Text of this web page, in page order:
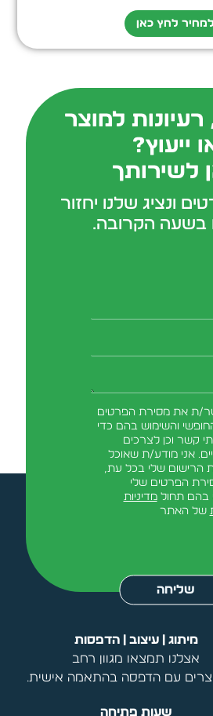
למחיר לחץ כאן
למוצר
ייעוץ?
לשירותך
ונציג שלנו יחזור
בשעה הקרובה.
ת את מסירת הפרטים
והשימוש בהם כדי
קשר וכן לצרכים
אני מודע/ת שאוכל
הרישום שלי בכל עת,
הפרטים שלי
בהם תחולמדיניות
של האתר
שליחה
מיתוג | עיצוב | הדפסות
אצלנו תמצאו מגוון רחב
עם הדפסה בהתאמה אישית.
שעות פתיחה